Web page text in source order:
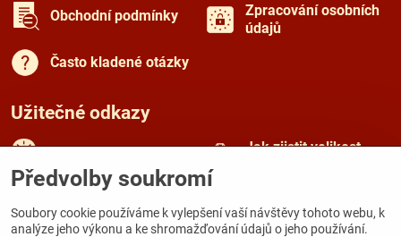
Obchodní podmínky
Zpracování osobních
údajů
Často kladené otázky
Užitečné odkazy
Rady a tipy
Jak zjistit velikost
Předvolby soukromí
Soubory cookie používáme k vylepšení vaší návštěvy tohoto webu, k
analýze jeho výkonu a ke shromažďování údajů o jeho používání.